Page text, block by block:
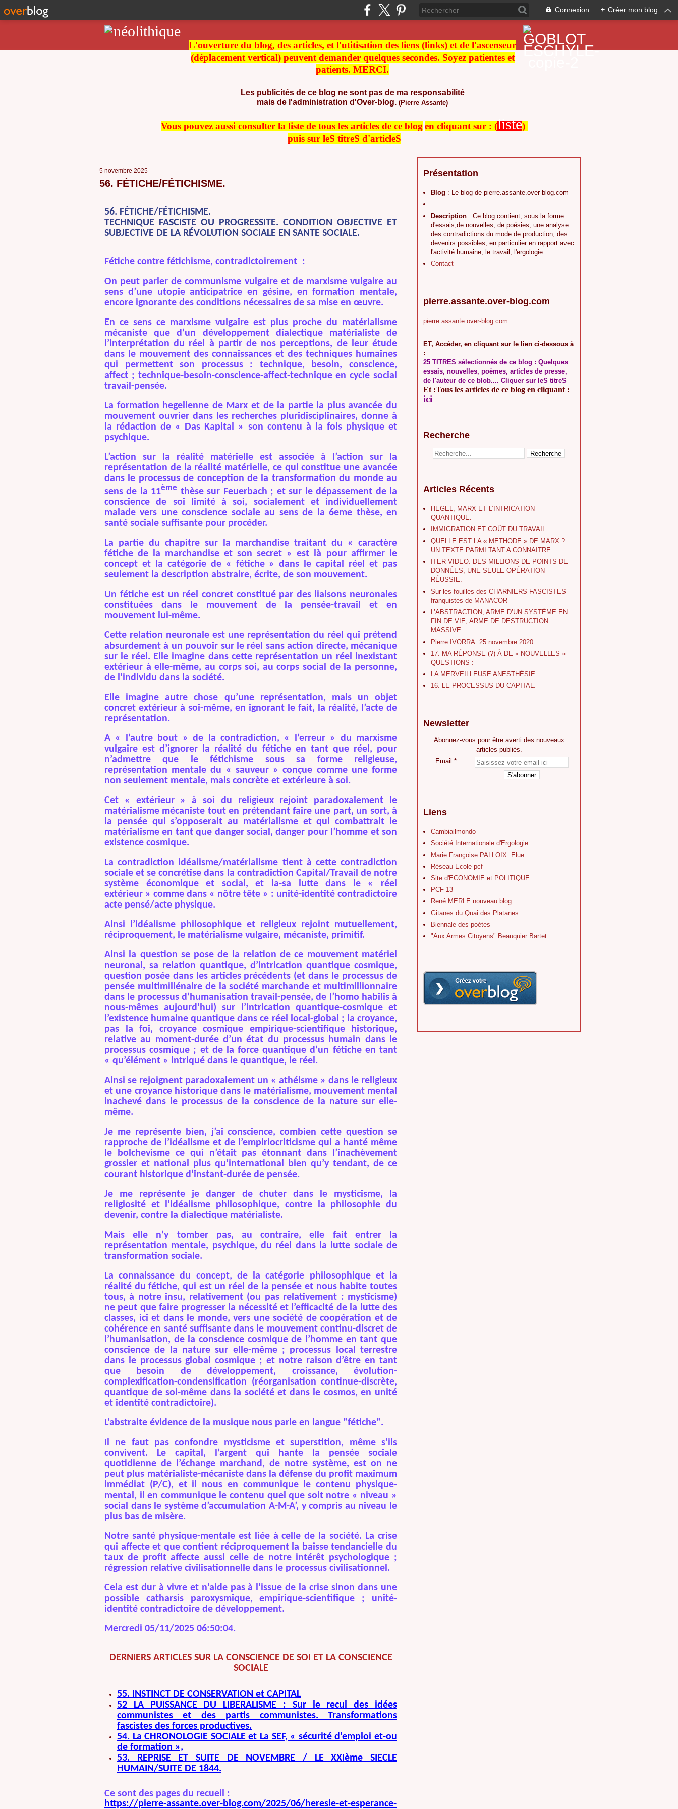
Connexion + Créer mon blog
L'ouverture du blog, des articles, et l'utitisation des liens (links) et de l'ascenseur
(déplacement vertical) peuvent demander quelques secondes. Soyez patientes et
patients. MERCI.
Les publicités de ce blog ne sont pas de ma responsabilité
mais de l'administration d'Over-blog. (Pierre Assante)
Vous pouvez aussi consulter la liste de tous les articles de ce blog en cliquant sur : (liste)
puis sur leS titreS d'articleS
5 novembre 2025
56. FÉTICHE/FÉTICHISME.
56. FÉTICHE/FÉTICHISME.
TECHNIQUE FASCISTE OU PROGRESSITE. CONDITION OBJECTIVE ET
SUBJECTIVE DE LA RÉVOLUTION SOCIALE EN SANTE SOCIALE.
Fétiche contre fétichisme, contradictoirement :
On peut parler de communisme vulgaire et de marxisme vulgaire au
sens d’une utopie anticipatrice en gésine, en formation mentale,
encore ignorante des conditions nécessaires de sa mise en œuvre.
En ce sens ce marxisme vulgaire est plus proche du matérialisme
mécaniste que d’un développement dialectique matérialiste de
l’interprétation du réel à partir de nos perceptions, de leur étude
dans le mouvement des connaissances et des techniques humaines
qui permettent son processus : technique, besoin, conscience,
affect ; technique-besoin-conscience-affect-technique en cycle social
travail-pensée.
La formation hegelienne de Marx et de la partie la plus avancée du
mouvement ouvrier dans les recherches pluridisciplinaires, donne à
la rédaction de « Das Kapital » son contenu à la fois physique et
psychique.
L’action sur la réalité matérielle est associée à l’action sur la
représentation de la réalité matérielle, ce qui constitue une avancée
dans le processus de conception de la transformation du monde au
sens de la 11ème thèse sur Feuerbach ; et sur le dépassement de la
conscience de soi limité à soi, socialement et individuellement
malade vers une conscience sociale au sens de la 6eme thèse, en
santé sociale suffisante pour procéder.
La partie du chapitre sur la marchandise traitant du « caractère
fétiche de la marchandise et son secret » est là pour affirmer le
concept et la catégorie de « fétiche » dans le capital réel et pas
seulement la description abstraire, écrite, de son mouvement.
Un fétiche est un réel concret constitué par des liaisons neuronales
constituées dans le mouvement de la pensée-travail et en
mouvement lui-même.
Cette relation neuronale est une représentation du réel qui prétend
absurdement à un pouvoir sur le réel sans action directe, mécanique
sur le réel. Elle imagine dans cette représentation un réel inexistant
extérieur à elle-même, au corps soi, au corps social de la personne,
de l’individu dans la société.
Elle imagine autre chose qu’une représentation, mais un objet
concret extérieur à soi-même, en ignorant le fait, la réalité, l’acte de
représentation.
A « l’autre bout » de la contradiction, « l’erreur » du marxisme
vulgaire est d’ignorer la réalité du fétiche en tant que réel, pour
n’admettre que le fétichisme sous sa forme religieuse,
représentation mentale du « sauveur » conçue comme une forme
non seulement mentale, mais concrète et extérieure à soi.
Cet « extérieur » à soi du religieux
rejoint paradoxalement le
matérialisme mécaniste tout en prétendant faire une part, un sort, à
la pensée qui s’opposerait au matérialisme et qui combattrait le
matérialisme en tant que danger social, danger pour l’homme et son
existence cosmique.
La contradiction idéalisme/matérialisme tient à cette contradiction
sociale et se concrétise dans la contradiction Capital/Travail de notre
système économique et social, et la-sa lutte dans le « réel
extérieur » comme dans « nôtre tête » : unité-identité contradictoire
acte pensé/acte physique.
Ainsi l’idéalisme philosophique et religieux rejoint mutuellement,
réciproquement, le matérialisme vulgaire, mécaniste, primitif.
Ainsi la question se pose de la relation de ce mouvement matériel
neuronal, sa relation quantique, d’intrication quantique cosmique,
question posée dans les articles précédents (et dans le processus de
pensée multimillénaire de la société marchande et multimillionnaire
dans le processus d’humanisation travail-pensée, de l’homo habilis à
nous-mêmes aujourd’hui) sur l’intrication quantique-cosmique et
l’existence humaine quantique dans ce réel local-global ; la croyance,
pas la foi, croyance cosmique empirique-scientifique historique,
relative au moment-durée d’un état du processus humain dans le
processus cosmique ; et de la force quantique d’un fétiche en tant
« qu’élément » intriqué dans le quantique, le réel.
Ainsi se rejoignent paradoxalement un « athéisme » dans le religieux
et une croyance historique dans le matérialisme, mouvement mental
inachevé dans le processus de la conscience de la nature sur elle-
même.
Je me représente bien, j’ai conscience, combien cette question se
rapproche de l’idéalisme et de l’empiriocriticisme qui a hanté même
le bolchevisme ce qui n’était pas étonnant dans l’inachèvement
grossier et national plus qu’international bien qu’y tendant, de ce
courant historique d’instant-durée de pensée.
Je me représente je danger de chuter dans le mysticisme, la
religiosité et l’idéalisme philosophique, contre la philosophie du
devenir, contre la dialectique matérialiste.
Mais elle n’y tomber pas, au contraire, elle fait entrer la
représentation mentale, psychique, du réel dans la lutte sociale de
transformation sociale.
La connaissance du concept, de la catégorie philosophique et la
réalité du fétiche, qui est un réel de la pensée et nous habite toutes
tous, à notre insu, relativement (ou pas relativement : mysticisme)
ne peut que faire progresser la nécessité et l’efficacité de la lutte des
classes, ici et dans le monde, vers une société de coopération et de
cohérence en santé suffisante dans le mouvement continu-discret de
l’humanisation, de la conscience cosmique de l’homme en tant que
conscience de la nature sur elle-même ; processus local terrestre
dans le processus global cosmique ; et notre raison d’être en tant
que besoin de développement, croissance, évolution-
complexification-condensification (réorganisation continue-discrète,
quantique de soi-même dans la société et dans le cosmos, en unité
et identité contradictoire).
L'abstraite évidence de la musique nous parle en langue "fétiche".
Il ne faut pas confondre mysticisme et superstition, même s'ils
convivent. Le capital, l’argent qui hante la pensée sociale
quotidienne de l’échange marchand, de notre système, est on ne
peut plus matérialiste-mécaniste dans la défense du profit maximum
immédiat (P/C), et il nous en communique le contenu physique-
mental, il en communique le contenu quel que soit notre « niveau »
social dans le système d’accumulation A-M-A’, y compris au niveau le
plus bas de misère.
Notre santé physique-mentale est liée à celle de la société. La crise
qui affecte et que contient réciproquement la baisse tendancielle du
taux de profit affecte aussi celle de notre intérêt psychologique ;
régression relative civilisationnelle dans le processus civilisationnel.
Cela est dur à vivre et n’aide pas à l’issue de la crise sinon dans une
possible catharsis paroxysmique, empirique-scientifique ; unité-
identité contradictoire de développement.
Mercredi 05/11/2025 06:50:04.
DERNIERS ARTICLES SUR LA CONSCIENCE DE SOI ET LA CONSCIENCE
SOCIALE
55. INSTINCT DE CONSERVATION et CAPITAL
52 LA PUISSANCE DU LIBERALISME : Sur le recul des idées
communistes et des partis communistes. Transformations
fascistes des forces productives.
54. La CHRONOLOGIE SOCIALE et La SEF, « sécurité d’emploi et-ou
de formation »,
53. REPRISE ET SUITE DE NOVEMBRE / LE XXIème SIECLE
HUMAIN/SUITE DE 1844.
Ce sont des pages du recueil :
https://pierre-assante.over-blog.com/2025/06/heresie-et-esperance-
Présentation
Blog : Le blog de pierre.assante.over-blog.com
Description : Ce blog contient, sous la forme
d'essais,de nouvelles, de poésies, une analyse
des contradictions du mode de production, des
devenirs possibles, en particulier en rapport avec
l'activité humaine, le travail, l'ergologie
Contact
pierre.assante.over-blog.com
pierre.assante.over-blog.com
ET, Accéder, en cliquant sur le lien ci-dessous à
:
25 TITRES sélectionnés de ce blog : Quelques
essais, nouvelles, poèmes, articles de presse,
de l'auteur de ce blob.... Cliquer sur leS titreS
Et :Tous les articles de ce blog en cliquant :
ici
Recherche
Articles Récents
HEGEL, MARX ET L’INTRICATION
QUANTIQUE.
IMMIGRATION ET COÛT DU TRAVAIL
QUELLE EST LA « METHODE » DE MARX ?
UN TEXTE PARMI TANT A CONNAITRE.
ITER VIDEO. DES MILLIONS DE POINTS DE
DONNÉES, UNE SEULE OPÉRATION
RÉUSSIE.
Sur les fouilles des CHARNIERS FASCISTES
franquistes de MANACOR
L’ABSTRACTION, ARME D’UN SYSTÈME EN
FIN DE VIE, ARME DE DESTRUCTION
MASSIVE
Pierre IVORRA. 25 novembre 2020
17. MA RÉPONSE (?) À DE « NOUVELLES »
QUESTIONS :
LA MERVEILLEUSE ANESTHÉSIE
16. LE PROCESSUS DU CAPITAL.
Newsletter
Abonnez-vous pour être averti des nouveaux
articles publiés.
Email
Liens
Cambiailmondo
Société Internationale d'Ergologie
Marie Françoise PALLOIX. Elue
Réseau Ecole pcf
Site d'ECONOMIE et POLITIQUE
PCF 13
René MERLE nouveau blog
Gitanes du Quai des Platanes
Biennale des poètes
"Aux Armes Citoyens" Beauquier Bartet